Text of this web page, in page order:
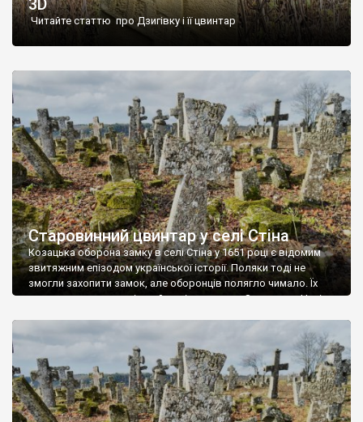
3D
Читайте статтю про Дзигівку і її цвинтар
Старовинний цвинтар у селі Стіна
Козацька оборона замку в селі Стіна у 1651 році є відомим
звитяжним епізодом української історії. Поляки тоді не
змогли захопити замок, але оборонців полягло чимало. Їх
поховали на цвинтарі, який тоді називався Замковим. Нині на
ньому чимало хрестів 19 століття, є такі, де епітафії стер […]